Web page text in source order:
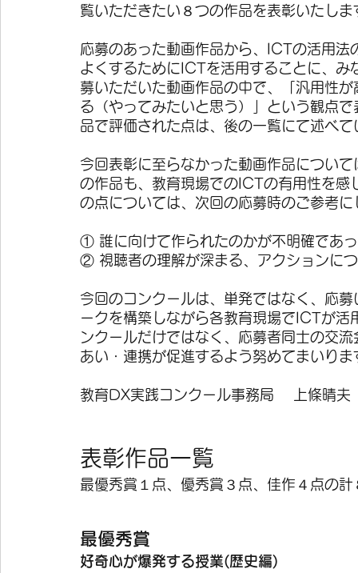
覧いただきたい８つの作品を表彰いたしま
応募のあった動画作品から、ICTの活用法
よくするためにICTを活用することに、み
募いただいた動画作品の中で、「汎用性
る（やってみたいと思う）」という観点
品で評価された点は、後の一覧にて述べて
今回表彰に至らなかった動画作品につい
の作品も、教育現場でのICTの有用性を
の点については、次回の応募時のご参考
① 誰に向けて作られたのかが不明確であ
② 視聴者の理解が深まる、アクションに
今回のコンクールは、単発ではなく、応
ークを構築しながら各教育現場でICTが
ンクールだけではなく、応募者同士の交
あい・連携が促進するよう努めてまいりま
教育DX実践コンクール事務局　 上條晴夫
表彰作品一覧
最優秀賞１点、優秀賞３点、佳作４点の
最優秀賞
好奇心が爆発する授業(歴史編)